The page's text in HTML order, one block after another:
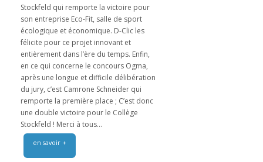
Stockfeld qui remporte la victoire pour
son entreprise Eco-Fit, salle de sport
écologique et économique. D-Clic les
félicite pour ce projet innovant et
entièrement dans l’ère du temps. Enfin,
en ce qui concerne le concours Ogma,
après une longue et difficile délibération
du jury, c’est Camrone Schneider qui
remporte la première place ; C’est donc
une double victoire pour le Collège
Stockfeld ! Merci à tous...
en savoir +